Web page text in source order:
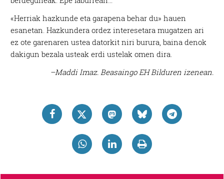
«Herriak hazkunde eta garapena behar du» hauen
esanetan. Hazkundera ordez interesetara mugatzen ari
ez ote garenaren ustea datorkit niri burura, baina denok
dakigun bezala usteak erdi ustelak omen dira.
–Maddi Imaz. Beasaingo EH Bilduren izenean.